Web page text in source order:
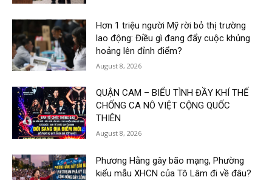
Hơn 1 triệu người Mỹ rời bỏ thị trường
lao động: Điều gì đang đẩy cuộc khủng
hoảng lên đỉnh điểm?
August 8, 2026
QUẬN CAM – BIỂU TÌNH ĐẦY KHÍ THẾ
CHỐNG CA NÔ VIỆT CỘNG QUỐC
THIÊN
August 8, 2026
Phương Hằng gây bão mạng, Phường
kiểu mẫu XHCN của Tô Lâm đi về đâu?